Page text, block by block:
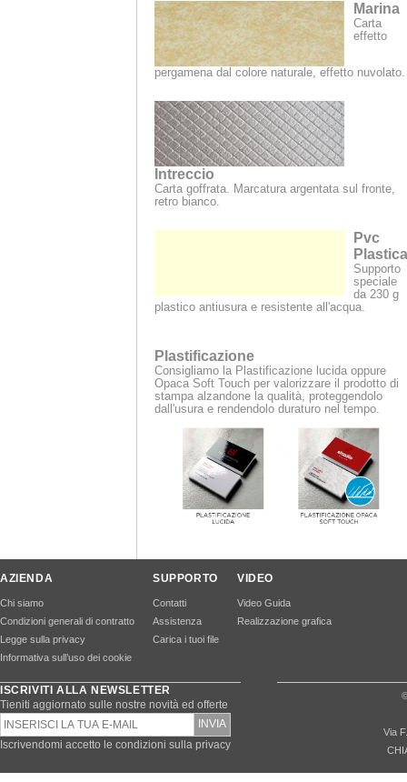
Marina
Carta
effetto
pergamena dal colore naturale, effetto nuvolato.
Intreccio
Carta goffrata. Marcatura argentata sul fronte,
retro bianco.
Pvc
Plastica
Supporto
speciale
da 230 g
plastico antiusura e resistente all'acqua.
Plastificazione
Consigliamo la Plastificazione lucida oppure
Opaca Soft Touch per valorizzare il prodotto di
stampa alzandone la qualità, proteggendolo
dall'usura e rendendolo duraturo nel tempo.
AZIENDA
Chi siamo
Condizioni generali di contratto
Legge sulla privacy
Informativa sull’uso dei cookie
SUPPORTO
Contatti
Assistenza
Carica i tuoi file
VIDEO
Video Guida
Realizzazione grafica
ISCRIVITI ALLA NEWSLETTER
Tieniti aggiornato sulle nostre novità ed offerte
Iscrivendomi accetto le condizioni sulla privacy
Via